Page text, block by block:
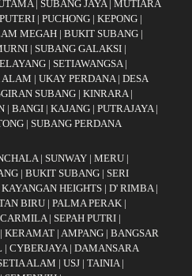
| SUBANG JAYA | MUTIARA
| PUCHONG | KEPONG |
MEGAH | BUKIT SUBANG |
| SUBANG GALAKSI |
| SETIAWANGSA|
ALAM | UKAY PERDANA| DESA
SUBANG | KINRARA|
| BANGI | KAJANG | PUTRAJAYA|
| SUBANG PERDANA
| SUNWAY | MERU |
| BUKIT SUBANG | SERI
KAYANGAN HEIGHTS | D' RIMBA|
BIRU | PALMA PERAK |
CARMILA| SEPAH PUTRI |
KERAMAT | AMPANG | BANGSAR
| CYBERJAYA| DAMANSARA
ALAM | USJ | TAINIA|